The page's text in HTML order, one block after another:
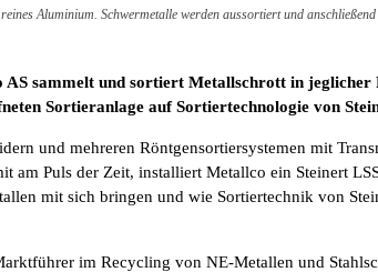
Aluminium. Schwermetalle werden aussortiert und
sammelt und sortiert Metallschrott in
Sortieranlage auf Sortiertechnologie von
und mehreren Röntgensortiersystemen mit
am Puls der Zeit, installiert Metallco ein Steinert
mit sich bringen und wie Sortiertechnik von
im Recycling von NE-Metallen und